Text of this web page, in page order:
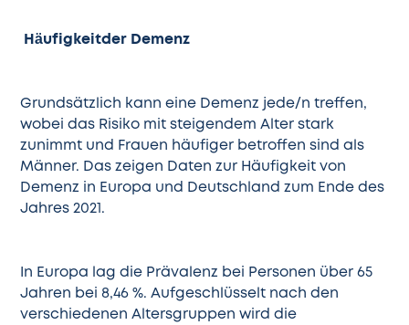
Häufigkeitder Demenz
Grundsätzlich kann eine Demenz jede/n treffen,
wobei das Risiko mit steigendem Alter stark
zunimmt und Frauen häufiger betroffen sind als
Männer. Das zeigen Daten zur Häufigkeit von
Demenz in Europa und Deutschland zum Ende des
Jahres 2021.
In Europa lag die Prävalenz bei Personen über 65
Jahren bei 8,46 %. Aufgeschlüsselt nach den
verschiedenen Altersgruppen wird die